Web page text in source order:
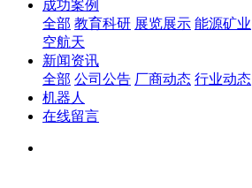
成功案例
全部 教育科研 展览展示 能源矿业
空航天
新闻资讯
全部 公司公告 厂商动态 行业动态
机器人
在线留言